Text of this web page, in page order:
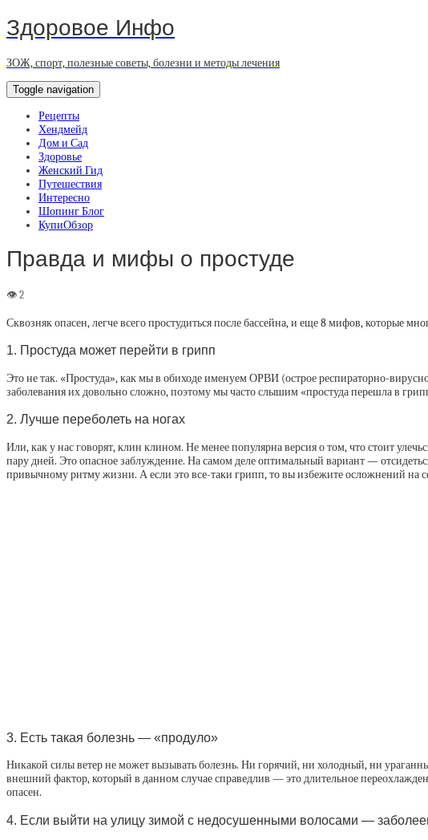
Здоровое Инфо
ЗОЖ, спорт, полезные советы, болезни и методы лечения
Toggle navigation
Рецепты
Хендмейд
Дом и Сад
Здоровье
Женский Гид
Путешествия
Интересно
Шопинг Блог
КупиОбзор
Правда и мифы о простуде
Сквозняк опасен, легче всего простудиться после бассейна, и еще 8 мифов, которые
1. Простуда может перейти в грипп
Это не так. «Простуда», как мы в обиходе именуем ОРВИ (острое респираторно-
заболевания их довольно сложно, поэтому мы часто слышим «простуда перешла в
2. Лучше переболеть на ногах
Или, как у нас говорят, клин клином. Не менее популярна версия о том, что стоит
пару дней. Это опасное заблуждение. На самом деле оптимальный вариант —
привычному ритму жизни. А если это все-таки грипп, то вы избежите осложнений на
3. Есть такая болезнь — «продуло»
Никакой силы ветер не может вызывать болезнь. Ни горячий, ни холодный, ни
внешний фактор, который в данном случае справедлив — это длительное
опасен.
4. Если выйти на улицу зимой с недосушенными волосами —